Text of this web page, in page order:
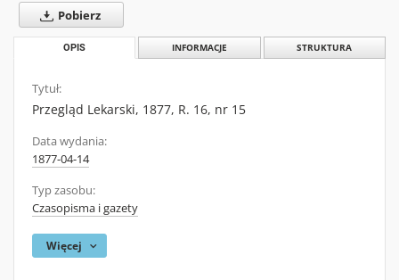
Pobierz
OPIS INFORMACJE STRUKTURA
Tytuł:
Przegląd Lekarski, 1877, R. 16, nr 15
Data wydania:
1877-04-14
Typ zasobu:
Czasopisma i gazety
Więcej